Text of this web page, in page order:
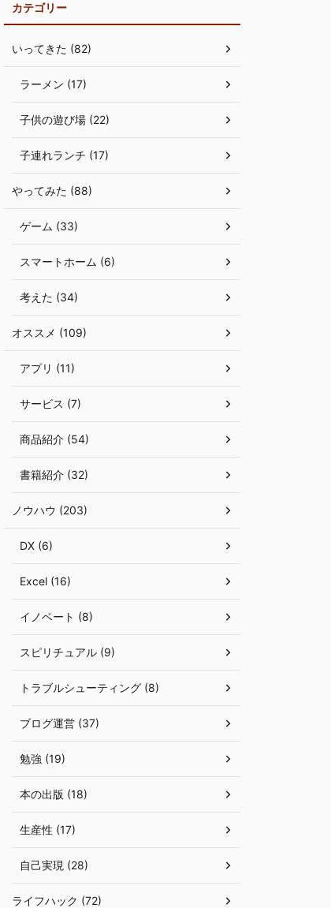
カテゴリー
いってきた (82)
ラーメン (17)
子供の遊び場 (22)
子連れランチ (17)
やってみた (88)
ゲーム (33)
スマートホーム (6)
考えた (34)
オススメ (109)
アプリ (11)
サービス (7)
商品紹介 (54)
書籍紹介 (32)
ノウハウ (203)
DX (6)
Excel (16)
イノベート (8)
スピリチュアル (9)
トラブルシューティング (8)
ブログ運営 (37)
勉強 (19)
本の出版 (18)
生産性 (17)
自己実現 (28)
ライフハック (72)